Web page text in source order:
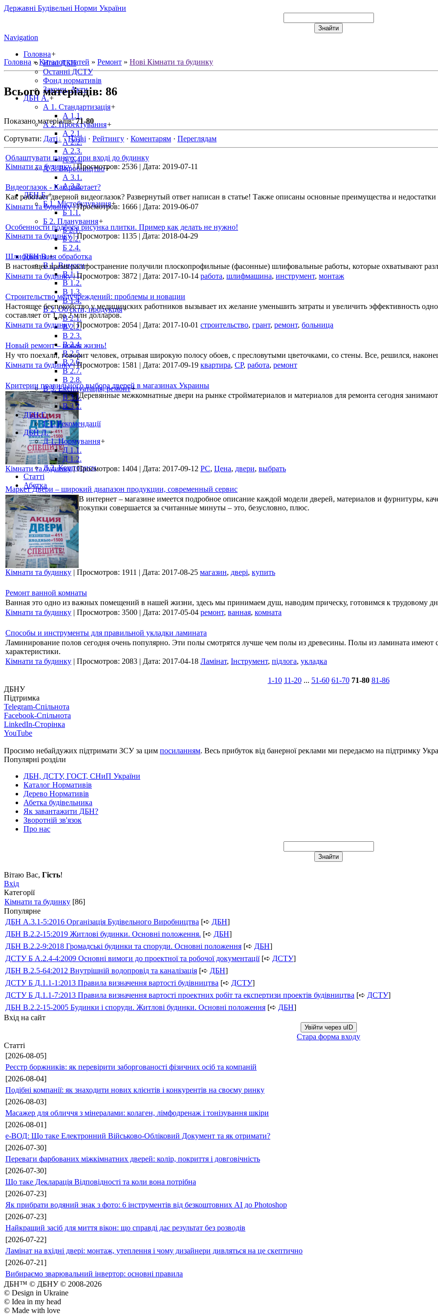
Державні Будівельні Норми України
Navigation
Головна+
Нові ДБН
Останні ДСТУ
Фонд нормативів
Закони, Акти
ДБН А.+
А 1. Стандартизація+
А 1.1.
А 2. Проектування+
А 2.1.
А 2.2.
А 2.3.
А 2.4.
А 3. Виробництво+
А 3.1.
А 3.2.
ДБН Б.+
Б 1. Містобудування+
Б 1.1.
Б 2. Планування+
Б 2.1.
Б 2.2.
Б 2.4.
ДБН В.+
В 1. Вимоги+
В 1.1.
В 1.2.
В 1.3.
В 1.4.
В 2. Об'єкти, продукція+
В 2.1.
В 2.2.
В 2.3.
В 2.4.
В 2.5.
В 2.6.
В 2.7.
В 2.8.
В 3. Експлуатація, ремонт+
В 3.1.
В 3.2.
ДБН Г.+
Г 1. Рекомендації
ДБН Д.+
Д 1. Нормування+
Д 1.1.
Д 1.2.
Д 2. Кошториси
Статті
Абетка
Головна » Каталог статей » Ремонт » Нові Кімнати та будинку
Всього матеріадів: 86
Показано матеріалів:71-80
Сортувати: Даті ·Назві · Рейтингу · Коментарям · Переглядам
Облаштувати пандус при вході до будинку
Кімнати та будинку|Просмотров: 2536 | Дата: 2019-07-11
Видеоглазок - Как работает?
Как работает дверной видеоглазок? Развернутый ответ написан в статье! Также описаны основные преимущества и
Кімнати та будинку|Просмотров: 1666 | Дата: 2019-06-07
Особенности подбора рисунка плитки. Пример как делать не нужно!
Кімнати та будинку|Просмотров: 1135 | Дата: 2018-04-29
Шлифовальная обработка
В настоящее время распространение получили плоскопрофильные (фасонные) шлифовальные работы, которые охватывают
Кімнати та будинку|Просмотров: 3872 | Дата: 2017-10-14 работа, шлифмашина, инструмент, монтаж
Строительство медучреждений: проблемы и новации
Настоящее беспокойство у медицинских работников вызывает их желание уменьшить затраты и увеличить эффективность
составляет от 1 до 2 млн долларов.
Кімнати та будинку|Просмотров: 2054 | Дата: 2017-10-01 строительство, грант, ремонт, больница
Новый ремонт – новая жизнь!
Ну что поехали, говорит человек, отрывая широкую полосу обоев, с пресловутыми цветочками, со стены. Все, решился,
Кімнати та будинку|Просмотров: 1581 | Дата: 2017-09-19 квартира, СР, работа, ремонт
Критерии правильного выбора дверей в магазинах Украины
Деревянные межкомнатные двери на рынке стройматериалов и материалов для ремонта сегодня
Кімнати та будинку|Просмотров: 1404 | Дата: 2017-09-12 РС, Цена, двери, выбрать
Маркет Двери – широкий диапазон продукции, современный сервис
В интернет – магазине имеется подробное описание каждой модели дверей, материалов и фурнитуры,
покупки совершается за считанные минуты – это, безусловно, плюс.
Кімнати та будинку | Просмотров: 1911 | Дата: 2017-08-25 магазин, двері, купить
Ремонт ванной комнаты
Ванная это одно из важных помещений в нашей жизни, здесь мы принимаем душ, наводим прическу, готовимся к трудовому
Кімнати та будинку | Просмотров: 3500 | Дата: 2017-05-04 ремонт, ванная, комната
Способы и инструменты для правильной укладки ламината
Ламинирование полов сегодня очень популярно. Эти полы смотрятся лучше чем полы из древесины. Полы из ламината имеют
характеристики.
Кімнати та будинку | Просмотров: 2083 | Дата: 2017-04-18 Ламінат, Інструмент, підлога, укладка
1-10 11-20 ... 51-60 61-70 71-80 81-86
ДБНУ
Підтримка
Telegram-Спільнота
Facebook-Спільнота
LinkedIn-Сторінка
YouTube
Просимо небайдужих підтримати ЗСУ за цим посиланням. Весь прибуток від банерної реклами ми передаємо на підтримку
Популярні розділи
ДБН, ДСТУ, ГОСТ, СНиП України
Каталог Нормативів
Дерево Нормативів
Абетка будівельника
Як завантажити ДБН?
Зворотній зв'язок
Про нас
Вітаю Вас, Гість!
Вхід
Категорії
Кімнати та будинку [86]
Популярне
ДБН А.3.1-5:2016 Організація Будівельного Виробництва [➪ ДБН]
ДБН В.2.2-15:2019 Житлові будинки. Основні положення. [➪ ДБН]
ДБН В.2.2-9:2018 Громадські будинки та споруди. Основні положення [➪ ДБН]
ДСТУ Б А.2.4-4:2009 Основні вимоги до проектної та робочої документації[➪ ДСТУ]
ДБН В.2.5-64:2012 Внутрішній водопровід та каналізація [➪ ДБН]
ДСТУ Б Д.1.1-1:2013 Правила визначення вартості будівництва [➪ ДСТУ]
ДСТУ Б Д.1.1-7:2013 Правила визначення вартості проектних робіт та експертизи проектів будівництва [➪ ДСТУ]
ДБН В.2.2-15-2005 Будинки і споруди. Житлові будинки. Основні положення [➪ ДБН]
Вхід на сайт
Увійти через uID
Стара форма входу
Статті
[2026-08-05]
Реєстр боржників: як перевірити заборгованості фізичних осіб та компаній
[2026-08-04]
Подібні компанії: як знаходити нових клієнтів і конкурентів на своєму ринку
[2026-08-03]
Масажер для обличчя з мінералами: колаген, лімфодренаж і тонізування шкіри
[2026-08-01]
е-ВОД: Що таке Електронний Військово-Обліковий Документ та як отримати?
[2026-07-30]
Переваги фарбованих міжкімнатних дверей: колір, покриття і довговічність
[2026-07-30]
Що таке Декларація Відповідності та коли вона потрібна
[2026-07-23]
Як прибрати водяний знак з фото: 6 інструментів від безкоштовних AI до Photoshop
[2026-07-23]
Найкращий засіб для миття вікон: що справді дає результат без розводів
[2026-07-22]
Ламінат на вхідні двері: монтаж, утеплення і чому дизайнери дивляться на це скептично
[2026-07-21]
Вибираємо зварювальний інвертор: основні правила
ДБН™ © ДБНУ © 2008-2026
© Design in Ukraine
© Idea in my head
© Made with love